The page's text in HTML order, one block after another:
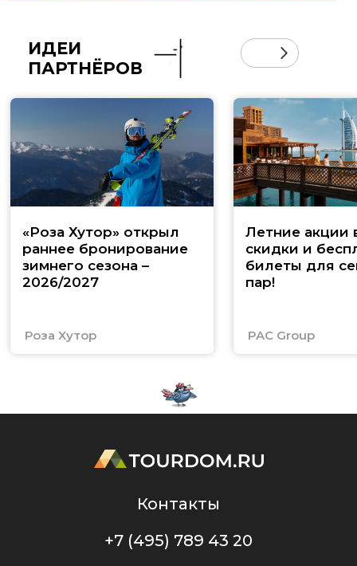
ИДЕИ
ПАРТНЁРОВ
«Роза Хутор» открыл
раннее бронирование
зимнего сезона –
2026/2027
Роза Хутор
Летние акции
скидки и
билеты для
пар!
PAC Group
Контакты
+7 (495) 789 43 20